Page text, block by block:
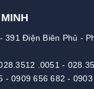
391 Điện Biên Phủ -
.0051 -
- 0909 656 682 -